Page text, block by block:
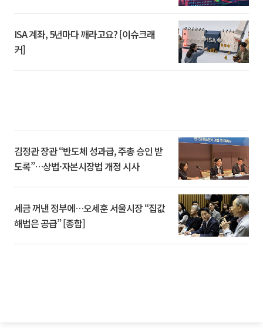
ISA 계좌, 5년마다 깨라고요? [이슈크래
커]
김정관 장관 “반도체 성과급, 주총 승인 받
도록”…상법·자본시장법 개정 시사
세금 꺼낸 정부에…오세훈 서울시장 “집값
해법은 공급” [종합]